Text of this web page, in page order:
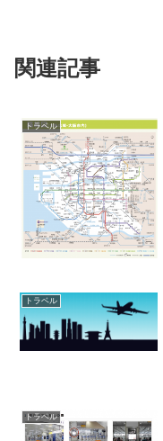
関連記事
トラベル
トラベル
トラベル